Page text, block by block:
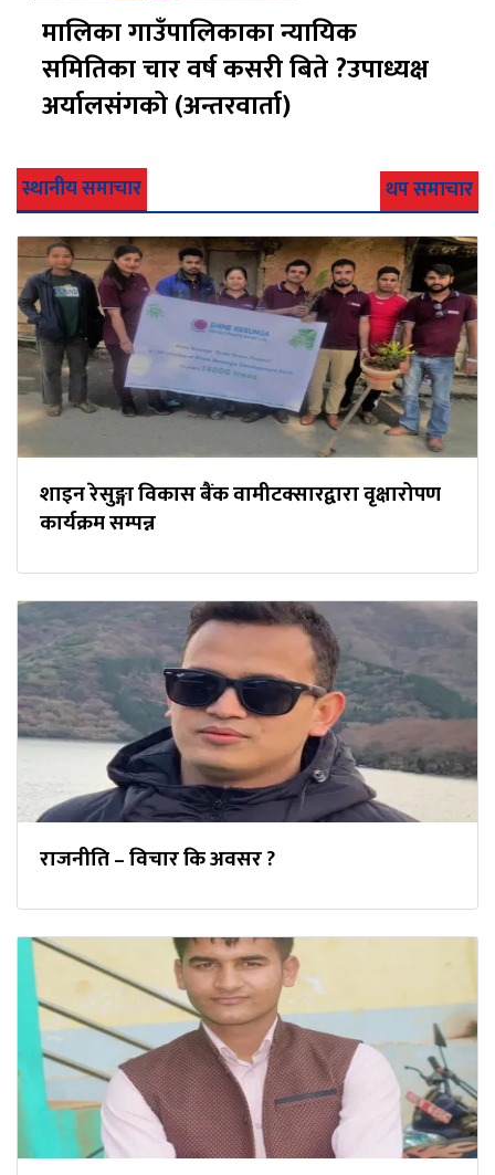
मालिका गाउँपालिकाका न्यायिक
समितिका चार वर्ष कसरी बिते ?उपाध्यक्ष
अर्यालसंंगको (अन्तरवार्ता)
स्थानीय समाचार थप समाचार
शाइन रेसुङ्गा विकास बैंक वामीटक्सारद्वारा वृक्षारोपण
कार्यक्रम सम्पन्न
राजनीति – विचार कि अवसर ?